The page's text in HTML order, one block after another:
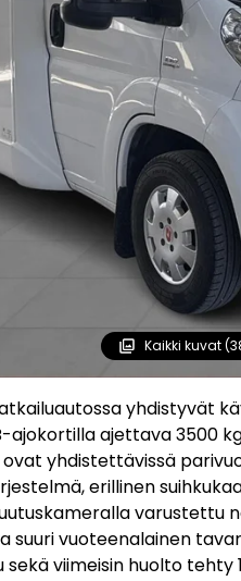
Kaikki kuvat
yhdistyvät
ajokortilla ajettava 3500
yhdistettävissä
erillinen
varustettu
suuri vuoteenalainen
viimeisin huolto